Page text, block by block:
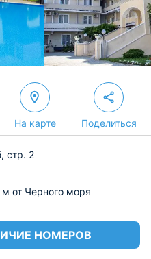
На карте Поделиться
стр. 2
от Черного моря
НОМЕРОВ